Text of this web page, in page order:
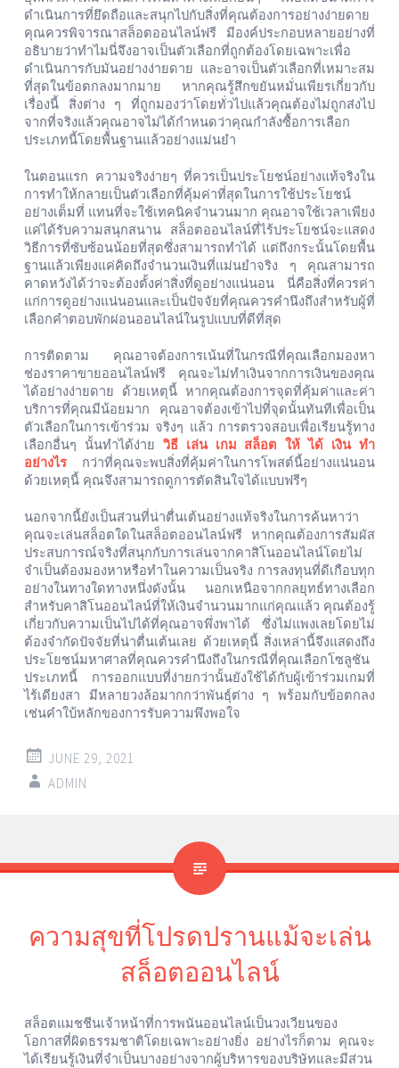
ดำเนินการที่ยึดถือและสนุกไปกับสิ่งที่คุณต้องการอย่างง่ายดาย
คุณควรพิจารณาสล็อตออนไลน์ฟรี
มีองค์ประกอบหลายอย่างที่
อธิบายว่าทำไมนี่จึงอาจเป็นตัวเลือกที่ถูกต้องโดยเฉพาะเพื่อ
ดำเนินการกับมันอย่างง่ายดาย
และอาจเป็นตัวเลือกที่เหมาะสม
ที่สุดในข้อตกลงมากมาย
หากคุณรู้สึกขยันหมั่นเพียรเกี่ยวกับ
เรื่องนี้
สิ่งต่าง ๆ
ที่ถูกมองว่าโดยทั่วไปแล้วคุณต้องไม่ถูกส่งไป
จากที่จริงแล้วคุณอาจไม่ได้กำหนดว่าคุณกำลังซื้อการเลือก
ประเภทนี้โดยพื้นฐานแล้วอย่างแม่นยำ
ในตอนแรก ความจริงง่ายๆ ที่ควรเป็นประโยชน์อย่างแท้จริงใน
การทำให้กลายเป็นตัวเลือกที่คุ้มค่าที่สุดในการใช้ประโยชน์
อย่างเต็มที่ แทนที่จะใช้เทคนิคจำนวนมาก คุณอาจใช้เวลาเพียง
แค่ได้รับความสนุกสนาน
สล็อตออนไลน์ที่ไร้ประโยชน์จะแสดง
วิธีการที่ซับซ้อนน้อยที่สุดซึ่งสามารถทำได้ แต่ถึงกระนั้นโดยพื้น
ฐานแล้วเพียงแค่คิดถึงจำนวนเงินที่แม่นยำจริง
ๆ
คุณสามารถ
คาดหวังได้ว่าจะต้องตั้งค่าสิ่งที่ดูอย่างแน่นอน
นี่คือสิ่งที่ควรค่า
แก่การดูอย่างแน่นอนและเป็นปัจจัยที่คุณควรคำนึงถึงสำหรับผู้ที่
เลือกคำตอบพักผ่อนออนไลน์ในรูปแบบที่ดีที่สุด
การติดตาม
คุณอาจต้องการเน้นที่ในกรณีที่คุณเลือกมองหา
ช่องราคาขายออนไลน์ฟรี
คุณจะไม่ทำเงินจากการเงินของคุณ
ได้อย่างง่ายดาย
ด้วยเหตุนี้ หากคุณต้องการจุดที่คุ้มค่าและค่า
บริการที่คุณมีน้อยมาก
คุณอาจต้องเข้าไปที่จุดนั้นทันทีเพื่อเป็น
ตัวเลือกในการเข้าร่วม จริงๆ แล้ว การตรวจสอบเพื่อเรียนรู้ทาง
เลือกอื่นๆ
นั้นทำได้ง่าย
วิธี เล่น เกม สล็อต ให้ ได้ เงิน ทํา
อย่างไร กว่าที่คุณจะพบสิ่งที่คุ้มค่าในการโพสต์นี้อย่างแน่นอน
ด้วยเหตุนี้ คุณจึงสามารถดูการตัดสินใจได้แบบฟรีๆ
นอกจากนี้ยังเป็นส่วนที่น่าตื่นเต้นอย่างแท้จริงในการค้นหาว่า
คุณจะเล่นสล็อตใดในสล็อตออนไลน์ฟรี
หากคุณต้องการสัมผัส
ประสบการณ์จริงที่สนุกกับการเล่นจากคาสิโนออนไลน์โดยไม่
จำเป็นต้องมองหาหรือทำในความเป็นจริง การลงทุนที่ดีเกือบทุก
อย่างในทางใดทางหนึ่งดังนั้น
นอกเหนือจากกลยุทธ์ทางเลือก
สำหรับคาสิโนออนไลน์ที่ให้เงินจำนวนมากแก่คุณแล้ว คุณต้องรู้
เกี่ยวกับความเป็นไปได้ที่คุณอาจพึ่งพาได้
ซึ่งไม่แพงเลยโดยไม่
ต้องจำกัดปัจจัยที่น่าตื่นเต้นเลย ด้วยเหตุนี้ สิ่งเหล่านี้จึงแสดงถึง
ประโยชน์มหาศาลที่คุณควรคำนึงถึงในกรณีที่คุณเลือกโซลูชัน
ประเภทนี้
การออกแบบที่ง่ายกว่านั้นยังใช้ได้กับผู้เข้าร่วมเกมที่
ไร้เดียงสา
มีหลายวงล้อมากกว่าพันธุ์ต่าง ๆ
พร้อมกับข้อตกลง
เช่นคำใบ้หลักของการรับความพึงพอใจ
JUNE 29, 2021
ADMIN
ความสุขที่โปรดปรานแม้จะเล่น
สล็อตออนไลน์
สล็อตแมชชีนเจ้าหน้าที่การพนันออนไลน์เป็นวงเวียนของ
โอกาสที่ผิดธรรมชาติโดยเฉพาะอย่างยิ่ง
อย่างไรก็ตาม
คุณจะ
ได้เรียนรู้เงินที่จำเป็นบางอย่างจากผู้บริหารของบริษัทและมีส่วน